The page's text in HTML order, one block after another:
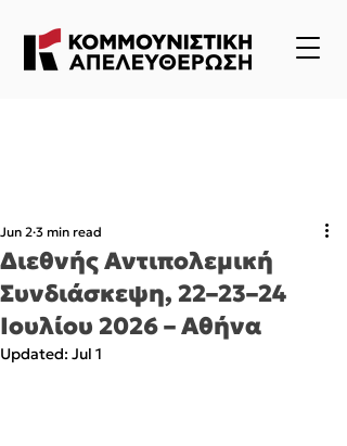
Διεθνής Αντιπολεμική
Συνδιάσκεψη, 22–23–24
Ιουλίου 2026 – Αθήνα
Jun 2 3 min read
Updated: Jul 1